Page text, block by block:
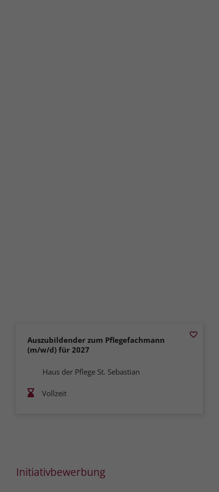
Auszubildender zum Pflegefachmann
(m/w/d) für 2027
Haus der Pflege St. Sebastian
Vollzeit
Initiativbewerbung